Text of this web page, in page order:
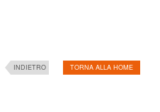
INDIETRO TORNA ALLA HOME